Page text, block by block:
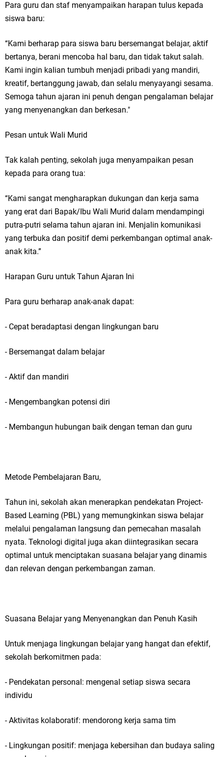
Para guru dan staf menyampaikan harapan tulus kepada
siswa baru:
“Kami berharap para siswa baru bersemangat belajar, aktif
bertanya, berani mencoba hal baru, dan tidak takut salah.
Kami ingin kalian tumbuh menjadi pribadi yang mandiri,
kreatif, bertanggung jawab, dan selalu menyayangi sesama.
Semoga tahun ajaran ini penuh dengan pengalaman belajar
yang menyenangkan dan berkesan."
Pesan untuk Wali Murid
Tak kalah penting, sekolah juga menyampaikan pesan
kepada para orang tua:
“Kami sangat mengharapkan dukungan dan kerja sama
yang erat dari Bapak/Ibu Wali Murid dalam mendampingi
putra-putri selama tahun ajaran ini. Menjalin komunikasi
yang terbuka dan positif demi perkembangan optimal anak-
anak kita.”
Harapan Guru untuk Tahun Ajaran Ini
Para guru berharap anak-anak dapat:
- Cepat beradaptasi dengan lingkungan baru
- Bersemangat dalam belajar
- Aktif dan mandiri
- Mengembangkan potensi diri
- Membangun hubungan baik dengan teman dan guru
Metode Pembelajaran Baru,
Tahun ini, sekolah akan menerapkan pendekatan Project-
Based Learning (PBL) yang memungkinkan siswa belajar
melalui pengalaman langsung dan pemecahan masalah
nyata. Teknologi digital juga akan diintegrasikan secara
optimal untuk menciptakan suasana belajar yang dinamis
dan relevan dengan perkembangan zaman.
Suasana Belajar yang Menyenangkan dan Penuh Kasih
Untuk menjaga lingkungan belajar yang hangat dan efektif,
sekolah berkomitmen pada:
- Pendekatan personal: mengenal setiap siswa secara
individu
- Aktivitas kolaboratif: mendorong kerja sama tim
- Lingkungan positif: menjaga kebersihan dan budaya saling